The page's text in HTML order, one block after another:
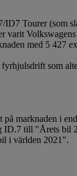
Tourer (som
med 5 427
som
marknaden i
till "Årets
i världen 2021".